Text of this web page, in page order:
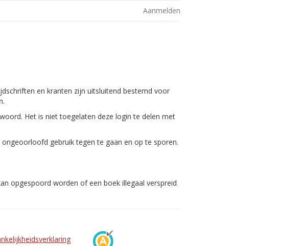
Aanmelden
en kranten zijn uitsluitend bestemd voor
Het is niet toegelaten deze login te delen met
gebruik tegen te gaan en op te sporen.
opgespoord worden of een boek illegaal verspreid